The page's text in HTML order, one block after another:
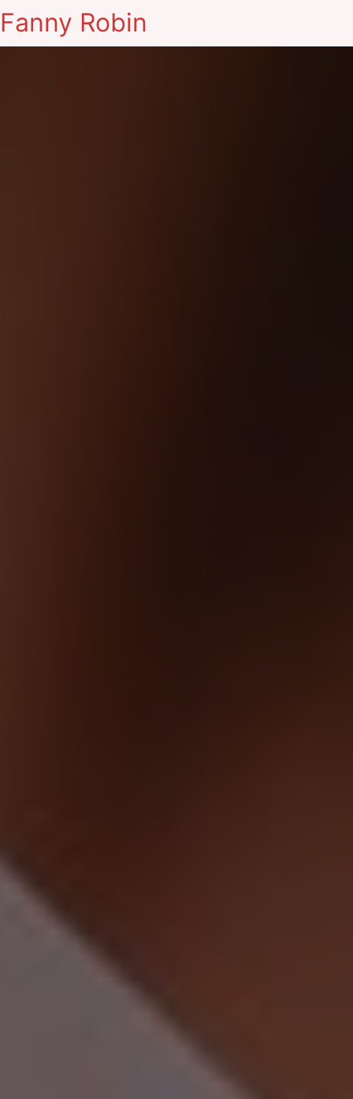
Fanny Robin